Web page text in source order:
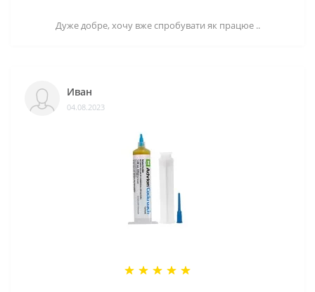
Дуже добре, хочу вже спробувати як працюе ..
Иван
04.08.2023